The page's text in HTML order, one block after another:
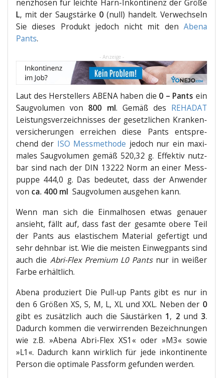
nenz­ho­sen für leich­te Harn-Inkon­ti­nenz der Grö­ße
L, mit der Saug­stär­ke 0 (null) han­delt. Ver­wech­seln
Sie die­ses Pro­dukt jedoch nicht mit den Abe­na
Pants.
- Anzeige -
Laut des Her­stel­lers ABENA haben die 0 – Pants ein
Saug­vo­lu­men von 800 ml. Gemäß des REHADAT
Leis­tungs­ver­zeich­nis­ses der gesetz­li­chen Kran­ken­
ver­si­che­run­gen errei­chen die­se Pants ent­spre­
chend der ISO Mess­me­tho­de jedoch nur ein maxi­
ma­les Saug­vo­lu­men gemäß 520,32 g. Effek­tiv nutz­
bar sind nach der DIN 13222 Norm an einer Mess­
pup­pe 444,0 g. Das bedeu­tet, dass der Anwen­der
von ca. 400 ml Saug­vo­lu­men aus­ge­hen kann.
Wenn man sich die Ein­mal­ho­sen etwas genau­er
ansieht, fällt auf, dass fast der gesam­te obe­re Teil
der Pants aus elas­ti­schem Mate­ri­al gefer­tigt und
sehr dehn­bar ist. Wie die meis­ten Ein­weg­pants sind
auch die Abri-Flex Pre­mi­um L0 Pantsnur in wei­ßer
Far­be erhältlich.
Abe­na pro­du­ziert Die Pull-up Pants gibt es nur in
den 6 Grö­ßen XS, S, M, L, XL und XXL. Neben der 0
gibt es zusätz­lich auch die Säu­stär­ken 1, 2 und3.
Dadurch kom­men die ver­wir­ren­den Bezeich­nun­gen
wie z.B. »Abe­na Abri-Flex XS1« oder »M3« sowie
»L1«. Dadurch kann wirk­lich für jede inkon­ti­nen­te
Per­son die opti­ma­le Pass­form gefun­den werden.